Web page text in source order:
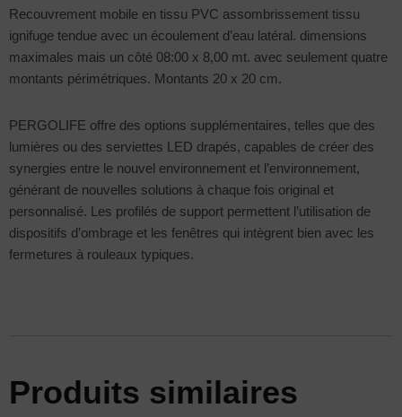
Recouvrement mobile en tissu PVC assombrissement tissu
ignifuge tendue avec un écoulement d’eau latéral. dimensions
maximales mais un côté 08:00 x 8,00 mt. avec seulement quatre
montants périmétriques. Montants 20 x 20 cm.
PERGOLIFE offre des options supplémentaires, telles que des
lumières ou des serviettes LED drapés, capables de créer des
synergies entre le nouvel environnement et l’environnement,
générant de nouvelles solutions à chaque fois original et
personnalisé. Les profilés de support permettent l’utilisation de
dispositifs d’ombrage et les fenêtres qui intègrent bien avec les
fermetures à rouleaux typiques.
Produits similaires